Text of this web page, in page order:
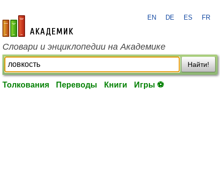
academic.ru
EN DE ES FR
Словари и энциклопедии на Академике
Найти!
Толкования Переводы Книги Игры ⚽